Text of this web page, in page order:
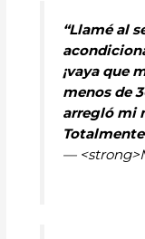
“Llamé al
¡vaya que
menos de
arregló mi
—